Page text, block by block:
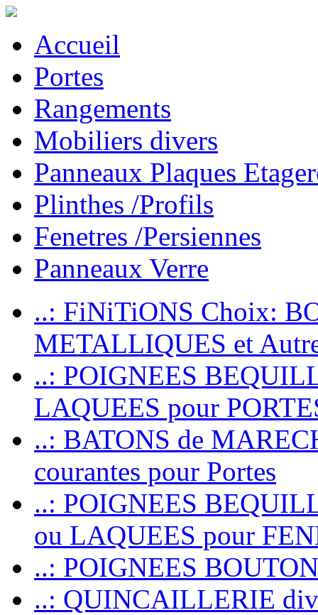
Accueil
Portes
Rangements
Mobiliers divers
Panneaux Plaques
Plinthes /Profils
Fenetres /Persiennes
Panneaux Verre
..: FiNiTiONS Choix:
METALLIQUES et
..: POIGNEES
LAQUEES pour
..: BATONS de
courantes pour Portes
..: POIGNEES
ou LAQUEES pour
..: POIGNEES
..: QUINCAILLERIE